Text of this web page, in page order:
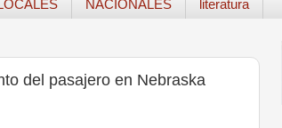
NACIONALES literatura
del pasajero en Nebraska